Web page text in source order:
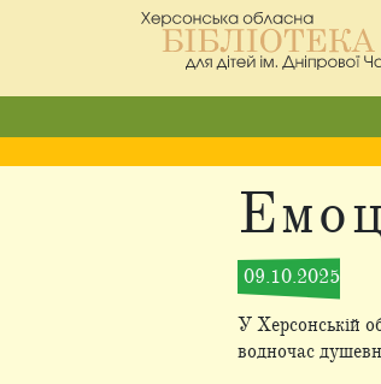
09.10.2025
У Херсонській
водночас